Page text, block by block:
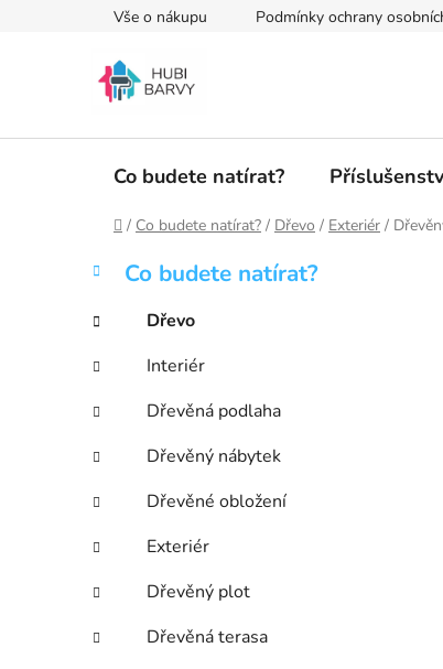
Vše o nákupu Podmínky ochrany
Co budete natírat?
Domů
/ Co budete natírat? / Dřevo / Exteriér /
P
s
r
a
n
í
p
a
e
l
Přeskočit
kategorie
K
a
e
g
o
r
e
Co budete natírat?
Dřevo
Interiér
Dřevěná podlaha
Dřevěný nábytek
Dřevěné obložení
Exteriér
Dřevěný plot
Dřevěná terasa